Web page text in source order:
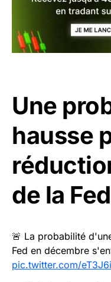
Une
hausse
de la Fed
🚨 La probabilité
Fed en décembre
pic.twitter.com/